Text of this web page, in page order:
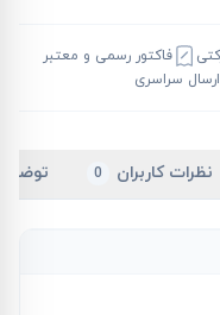
فاکتور رسمی و معتبر
ارسال سراسری
نظرات کاربران 0